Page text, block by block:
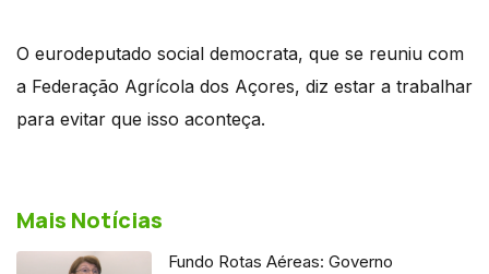
O eurodeputado social democrata, que se reuniu com
a Federação Agrícola dos Açores, diz estar a trabalhar
para evitar que isso aconteça.
Mais Notícias
Fundo Rotas Aéreas: Governo